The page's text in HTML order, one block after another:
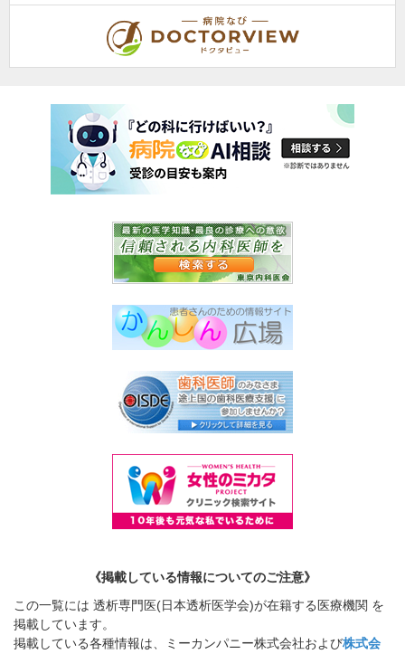
《掲載している情報についてのご注意》
この一覧には 透析専門医(日本透析医学会)が在籍する医療機関 を
掲載しています。
掲載している各種情報は、ミーカンパニー株式会社および株式会